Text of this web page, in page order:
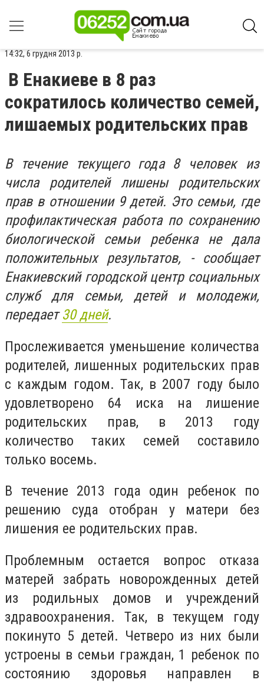
14:32, 6 грудня 2013 р.
В Енакиеве в 8 раз
сократилось количество семей,
лишаемых родительских прав
В течение текущего года 8 человек из
числа родителей лишены родительских
прав в отношении 9 детей. Это семьи, где
профилактическая работа по сохранению
биологической семьи ребенка не дала
положительных результатов, - сообщает
Енакиевский городской центр социальных
служб для семьи, детей и молодежи,
передает30 дней.
Прослеживается уменьшение количества
родителей, лишенных родительских прав
с каждым годом. Так, в 2007 году было
удовлетворено 64 иска на лишение
родительских прав, в 2013 году
количество таких семей составило
только восемь.
В течение 2013 года один ребенок по
решению суда отобран у матери без
лишения ее родительских прав.
Проблемным остается вопрос отказа
матерей забрать новорожденных детей
из родильных домов и учреждений
здравоохранения. Так, в текущем году
покинуто 5 детей. Четверо из них были
устроены в семьи граждан, 1 ребенок по
состоянию здоровья направлен в